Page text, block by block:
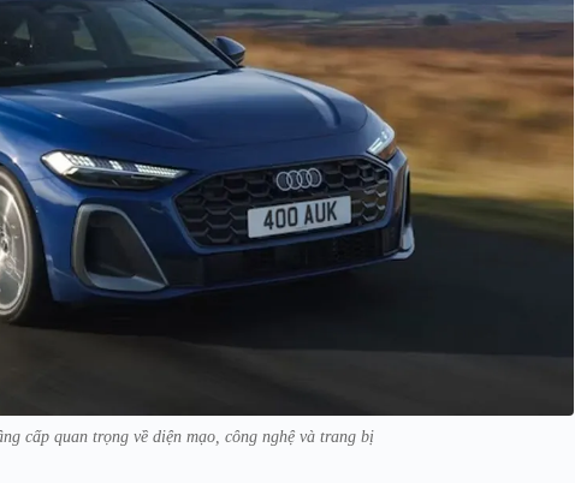
cấp quan trọng về diện mạo, công nghệ và trang bị